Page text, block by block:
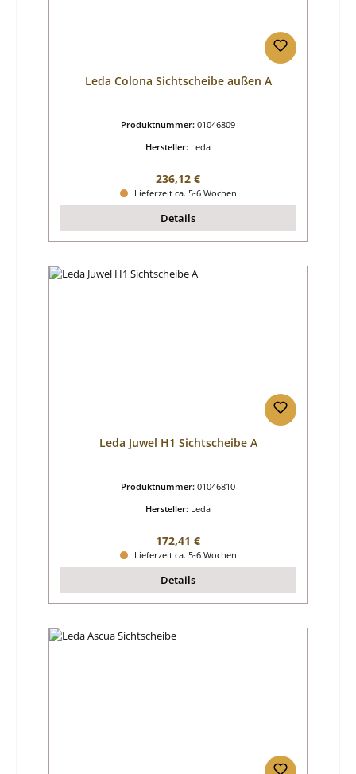
Leda Colona Sichtscheibe außen A
Produktnummer: 01046809
Hersteller: Leda
Regulärer Preis:
236,12 €
Lieferzeit ca. 5-6 Wochen
Details
Leda Juwel H1 Sichtscheibe A
Produktnummer: 01046810
Hersteller: Leda
Regulärer Preis:
172,41 €
Lieferzeit ca. 5-6 Wochen
Details